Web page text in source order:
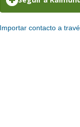
Importar contacto a